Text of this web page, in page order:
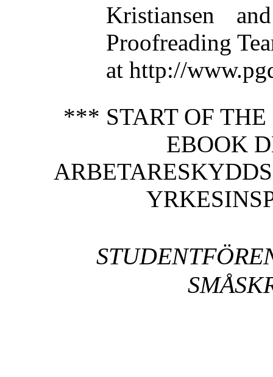
Kristiansen
Proofreading
at http://
*** START OF THE
EBOOK